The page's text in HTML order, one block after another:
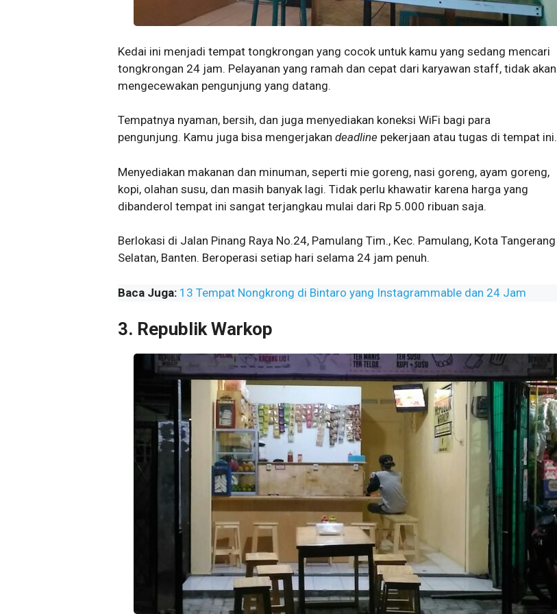
Kedai ini menjadi tempat tongkrongan yang cocok untuk kamu yang sedang mencari
tongkrongan 24 jam. Pelayanan yang ramah dan cepat dari karyawan staff, tidak akan
mengecewakan pengunjung yang datang.
Tempatnya nyaman, bersih, dan juga menyediakan koneksi WiFi bagi para
pengunjung. Kamu juga bisa mengerjakan deadline pekerjaan atau tugas di tempat ini.
Menyediakan makanan dan minuman, seperti mie goreng, nasi goreng, ayam goreng,
kopi, olahan susu, dan masih banyak lagi. Tidak perlu khawatir karena harga yang
dibanderol tempat ini sangat terjangkau mulai dari Rp 5.000 ribuan saja.
Berlokasi di Jalan Pinang Raya No.24, Pamulang Tim., Kec. Pamulang, Kota Tangerang
Selatan, Banten. Beroperasi setiap hari selama 24 jam penuh.
Baca Juga: 13 Tempat Nongkrong di Bintaro yang Instagrammable dan 24 Jam
3. Republik Warkop